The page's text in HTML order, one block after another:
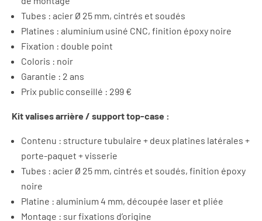
Tubes : acier Ø 25 mm, cintrés et soudés
Platines : aluminium usiné CNC, finition époxy noire
Fixation : double point
Coloris : noir
Garantie : 2 ans
Prix public conseillé : 299 €
Kit valises arrière / support top-case :
Contenu : structure tubulaire + deux platines latérales +
porte-paquet + visserie
Tubes : acier Ø 25 mm, cintrés et soudés, finition époxy
noire
Platine : aluminium 4 mm, découpée laser et pliée
Montage : sur fixations d’origine